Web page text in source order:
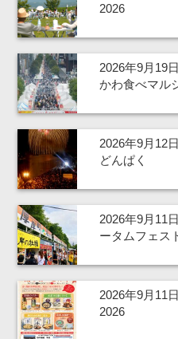
2026
2026年9月19
かわ食べマル
2026年9月12
どんぱく
2026年9月11
ータムフェス
2026年9月11
2026